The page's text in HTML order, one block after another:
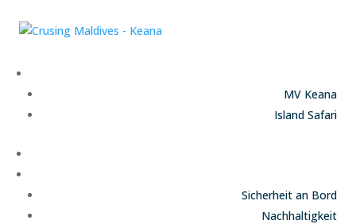
MV Keana
Island Safari
Sicherheit an Bord
Nachhaltigkeit